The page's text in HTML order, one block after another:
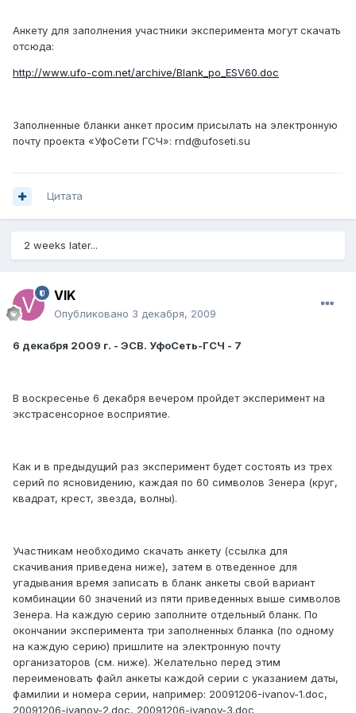
Анкету для заполнения участники эксперимента могут скачать
отсюда:
http://www.ufo-com.net/archive/Blank_po_ESV60.doc
Заполненные бланки анкет просим присылать на электронную
почту проекта «УфоСети ГСЧ»: rnd@ufoseti.su
Цитата
2 weeks later...
VIK
Опубликовано 3 декабря, 2009
6 декабря 2009 г. - ЭСВ. УфоСеть-ГСЧ - 7
В воскресенье 6 декабря вечером пройдет эксперимент на
экстрасенсорное восприятие.
Как и в предыдущий раз эксперимент будет состоять из трех
серий по ясновидению, каждая по 60 символов Зенера (круг,
квадрат, крест, звезда, волны).
Участникам необходимо скачать анкету (ссылка для
скачивания приведена ниже), затем в отведенное для
угадывания время записать в бланк анкеты свой вариант
комбинации 60 значений из пяти приведенных выше символов
Зенера. На каждую серию заполните отдельный бланк. По
окончании эксперимента три заполненных бланка (по одному
на каждую серию) пришлите на электронную почту
организаторов (см. ниже). Желательно перед этим
переименовать файл анкеты каждой серии с указанием даты,
фамилии и номера серии, например: 20091206-ivanov-1.doc,
20091206-ivanov-2.doc, 20091206-ivanov-3.doc